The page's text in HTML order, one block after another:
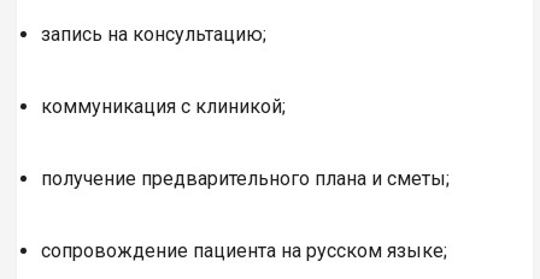
запись на консультацию;
коммуникация с клиникой;
получение предварительного плана и сметы;
сопровождение пациента на русском языке;